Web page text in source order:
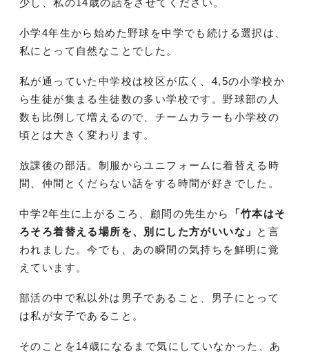
小学4年生から始めた野球を中学でも続ける選択は、
私にとって自然なことでした。
私が通っていた中学校は校区が広く、4,5の小学校か
ら生徒が集まる生徒数の多い学校です。野球部の人
数も比例して増えるので、チームカラーも小学校の
頃とは大きく変わります。
放課後の部活。制服からユニフォームに着替える時
間、仲間とくだらない話をする時間が好きでした。
中学2年生に上がるころ、顧問の先生から
「竹本はそ
ろそろ着替える場所を、別にした方がいいな」 と言
われました。今でも、あの瞬間の気持ちを鮮明に覚
えています。
部活の中で私以外は男子であること、男子にとって
は私が女子であること。
そのことを14歳になるまで気にしていなかった、あ